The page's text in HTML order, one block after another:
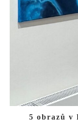
5 obrazů v